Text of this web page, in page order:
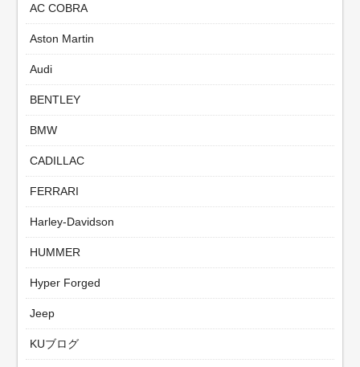
AC COBRA
Aston Martin
Audi
BENTLEY
BMW
CADILLAC
FERRARI
Harley-Davidson
HUMMER
Hyper Forged
Jeep
KUブログ